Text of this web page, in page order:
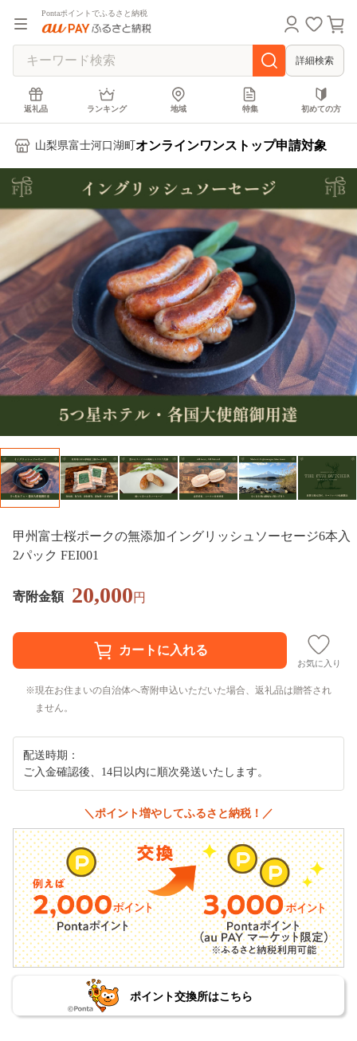
Pontaポイントでふるさと納税
詳細検索
返礼品 ランキング 地域 特集 初めての方
山梨県富士河口湖町 オンラインワンストップ申請対象
甲州富士桜ポークの無添加イングリッシュソーセージ6本入
2パック FEI001
寄附金額 20,000円
お気に入り
現在お住まいの自治体へ寄附申込いただいた場合、返礼品は贈答され
ません。
配送時期：
ご入金確認後、14日以内に順次発送いたします。
＼ポイント増やしてふるさと納税！／
ポイント交換所はこちら